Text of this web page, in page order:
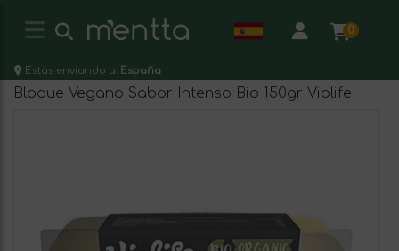
0
Estás enviando a: España
Bloque Vegano Sabor Intenso Bio 150gr Violife